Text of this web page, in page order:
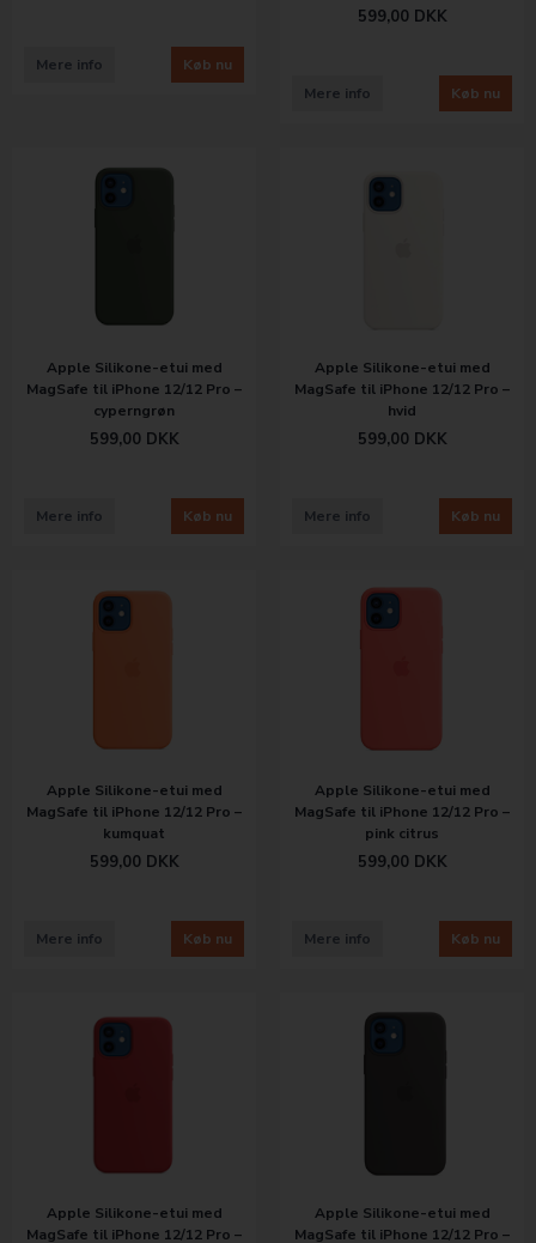
Køb nu
Mere info
599,00 DKK
Køb nu
Mere info
Apple Silikone-etui med
MagSafe til iPhone 12/12 Pro –
cyperngrøn
599,00 DKK
Køb nu
Mere info
Apple Silikone-etui med
MagSafe til iPhone 12/12 Pro –
hvid
599,00 DKK
Køb nu
Mere info
Apple Silikone-etui med
MagSafe til iPhone 12/12 Pro –
kumquat
599,00 DKK
Køb nu
Mere info
Apple Silikone-etui med
MagSafe til iPhone 12/12 Pro –
pink citrus
599,00 DKK
Køb nu
Mere info
Apple Silikone-etui med
MagSafe til iPhone 12/12 Pro –
Apple Silikone-etui med
MagSafe til iPhone 12/12 Pro –